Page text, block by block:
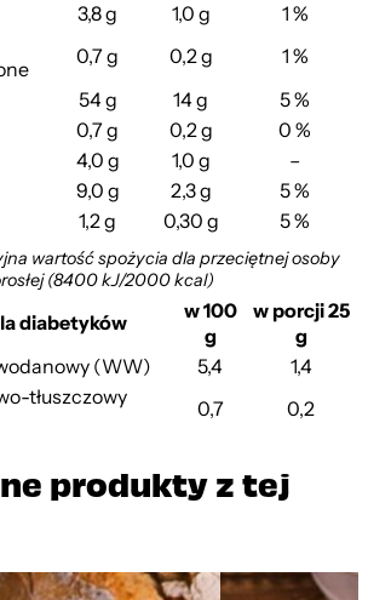
3,8 g 1,0 g
1 %
0,7 g 0,2 g
1 %
54 g 14 g
5 %
0,7 g 0,2 g
0 %
4,0 g 1,0 g
–
9,0 g 2,3 g
5 %
1,2 g 0,30 g 5 %
wartość spożycia dla przeciętnej osoby
(8400 kJ/2000 kcal)
diabetyków
w 100
g
w porcji 25
g
(WW)
5,4
1,4
tłuszczowy
0,7 0,2
produkty z tej